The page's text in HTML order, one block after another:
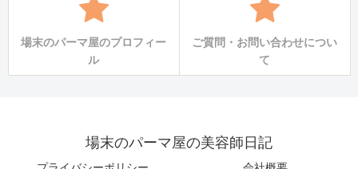
場末のパーマ屋のプロフィー
ル
ご質問・お問い合わせについ
て
場末のパーマ屋の美容師日記